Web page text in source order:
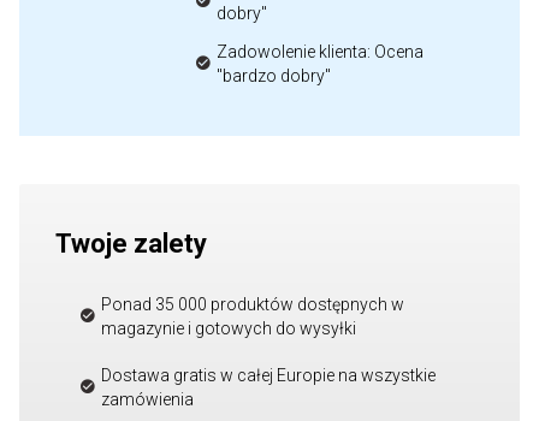
dobry"
Zadowolenie klienta: Ocena
"bardzo dobry"
Twoje zalety
Ponad 35 000 produktów dostępnych w
magazynie i gotowych do wysyłki
Dostawa gratis w całej Europie na wszystkie
zamówienia